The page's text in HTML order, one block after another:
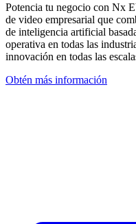
Potencia tu negocio con Nx
de video empresarial que
de inteligencia artificial
operativa en todas las
innovación en todas las
Obtén más información